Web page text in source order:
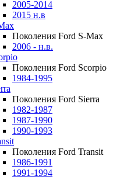
2005-2014
2015 н.в
Поколения Ford S-Max
2006 - н.в.
Поколения Ford Scorpio
1984-1995
Поколения Ford Sierra
1982-1987
1987-1990
1990-1993
Поколения Ford Transit
1986-1991
1991-1994